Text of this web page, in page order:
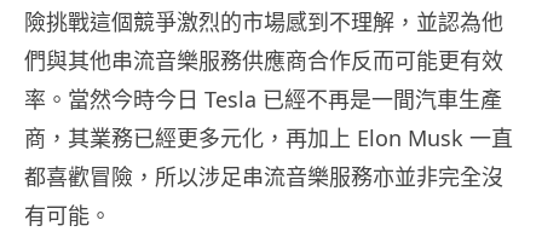
險挑戰這個競爭激烈的市場感到不理解，並認為他
們與其他串流音樂服務供應商合作反而可能更有效
率。當然今時今日 Tesla 已經不再是一間汽車生產
商，其業務已經更多元化，再加上 Elon Musk 一直
都喜歡冒險，所以涉足串流音樂服務亦並非完全沒
有可能。